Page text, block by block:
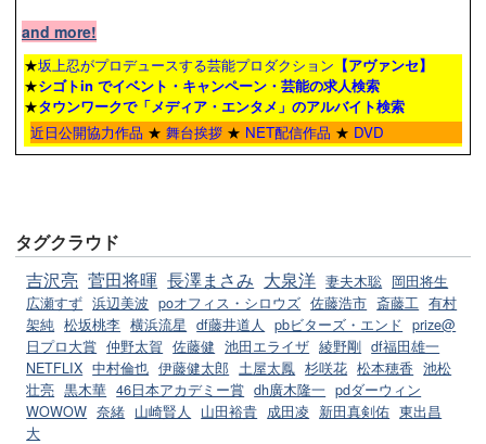
and more!
★坂上忍がプロデュースする芸能プロダクション 【アヴァンセ】
★シゴトin でイベント・キャンペーン・芸能の求人検索
★タウンワークで「メディア・エンタメ」のアルバイト検索
近日公開協力作品 ★ 舞台挨拶 ★ NET配信作品 ★ DVD
タグクラウド
吉沢亮 菅田将暉 長澤まさみ 大泉洋 妻夫木聡 岡田将生
広瀬すず 浜辺美波 poオフィス・シロウズ 佐藤浩市 斎藤工 有村
架純 松坂桃李 横浜流星 df藤井道人 pbビターズ・エンド prize@
日プロ大賞 仲野太賀 佐藤健 池田エライザ 綾野剛 df福田雄一
NETFLIX 中村倫也 伊藤健太郎 土屋太鳳 杉咲花 松本穂香 池松
壮亮 黒木華 46日本アカデミー賞 dh廣木隆一 pdダーウィン
WOWOW 奈緒 山崎賢人 山田裕貴 成田凌 新田真剣佑 東出昌
大